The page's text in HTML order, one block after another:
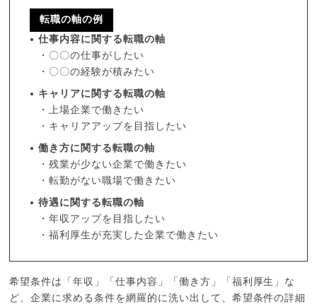
転職の軸の例
仕事内容に関する転職の軸
・〇〇の仕事がしたい
・〇〇の経験が積みたい
キャリアに関する転職の軸
・上場企業で働きたい
・キャリアアップを目指したい
働き方に関する転職の軸
・残業が少ない企業で働きたい
・転勤がない職場で働きたい
待遇に関する転職の軸
・年収アップを目指したい
・福利厚生が充実した企業で働きたい
希望条件は「年収」「仕事内容」「働き方」「福利厚生」な
ど、企業に求める条件を網羅的に洗い出して、希望条件の詳細